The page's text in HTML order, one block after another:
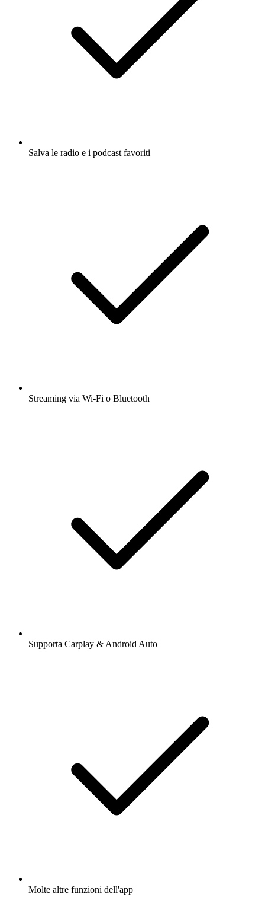
Salva le radio e i podcast favoriti
Streaming via Wi-Fi o Bluetooth
Supporta Carplay & Android Auto
Molte altre funzioni dell'app